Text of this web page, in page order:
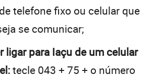
telefone fixo ou celular que
se comunicar;
ligar para Iaçu de um celular
tecle 043 + 75 + o número